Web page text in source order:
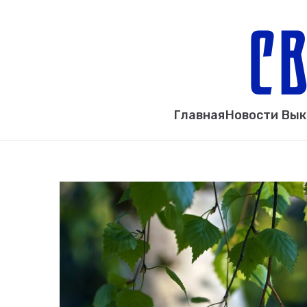
ГлавнаяНовости